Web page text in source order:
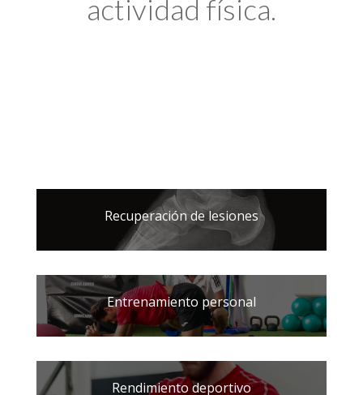
actividad física.
Recuperación de lesiones
Entrenamiento personal
Rendimiento deportivo